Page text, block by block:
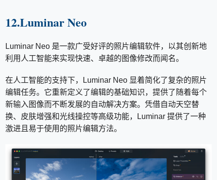
12.Luminar Neo
Luminar Neo 是一款广受好评的照片编辑软件，以其创新地
利用人工智能来实现快速、卓越的图像修改而闻名。
在人工智能的支持下，Luminar Neo 显着简化了复杂的照片
编辑任务。它重新定义了编辑的基础知识，提供了随着每个
新输入图像而不断发展的自动解决方案。凭借自动天空替
换、皮肤增强和光线操控等高级功能，Luminar 提供了一种
激进且易于使用的照片编辑方法。